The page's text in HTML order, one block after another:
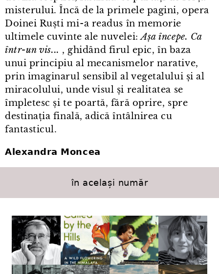
misterului. Încă de la primele pagini, opera
Doinei Ruști mi⁠-⁠a readus în memorie
ultimele cuvinte ale nuvelei:Așa începe. Ca
într⁠-⁠un vis... , ghidând firul epic, în baza
unui principiu al mecanismelor narative,
prin imaginarul sensibil al vegetalului și al
miracolului, unde visul și realitatea se
împletesc și te poartă, fără oprire, spre
destinația finală, adică întâlnirea cu
fantasticul.
Alexandra Moncea
în același număr